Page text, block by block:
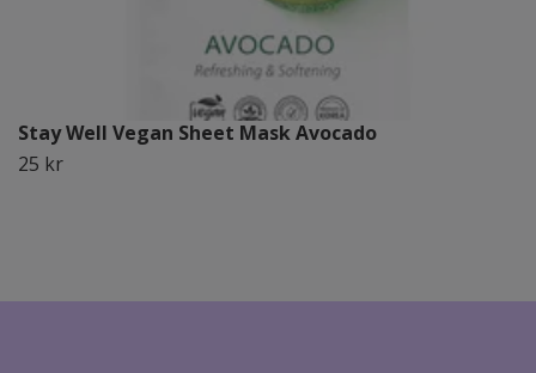
Stay Well Vegan Sheet Mask Avocado
25 kr